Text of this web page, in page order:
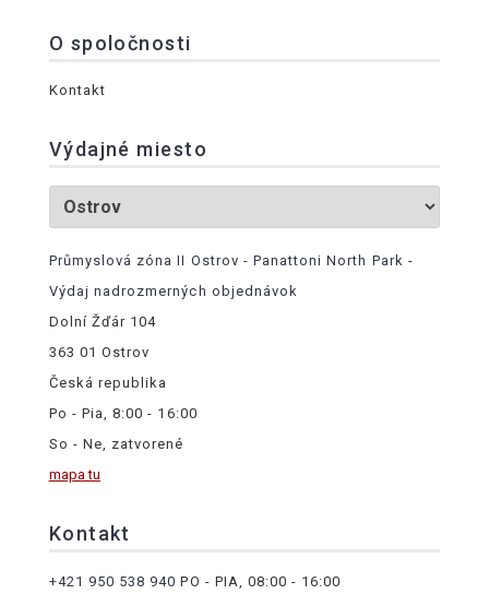
O spoločnosti
Kontakt
Výdajné miesto
Průmyslová zóna II Ostrov - Panattoni North Park -
Výdaj nadrozmerných objednávok
Dolní Žďár 104
363 01 Ostrov
Česká republika
Po - Pia, 8:00 - 16:00
So - Ne, zatvorené
mapa tu
Kontakt
+421 950 538 940 PO - PIA, 08:00 - 16:00